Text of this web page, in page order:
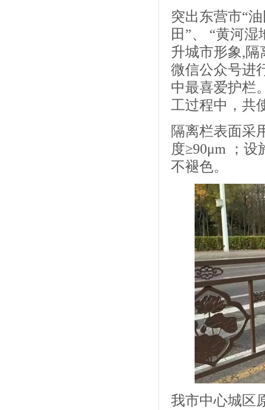
突出东营市“
田”、 “黄河
升城市形象,
微信公众号进
中最喜爱护栏
工过程中，共
隔离栏表面采
度≥90μm ；
不褪色。
我市中心城区